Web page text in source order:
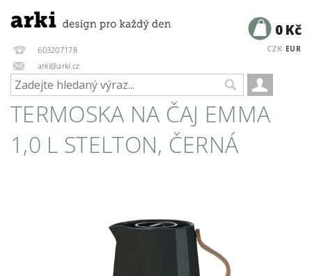
603207178
arki@arki.cz
CZK EUR
0 Kč
TERMOSKA NA ČAJ EMMA
1,0 L STELTON, ČERNÁ